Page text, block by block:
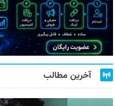
آخرین مطالب